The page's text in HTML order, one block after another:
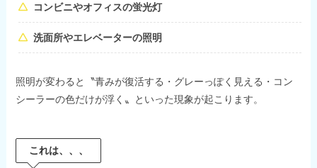
コンビニやオフィスの蛍光灯
洗面所やエレベーターの照明
照明が変わると〝青みが復活する・グレーっぽく見える・コン
シーラーの色だけが浮く〟といった現象が起こります。
これは、、、